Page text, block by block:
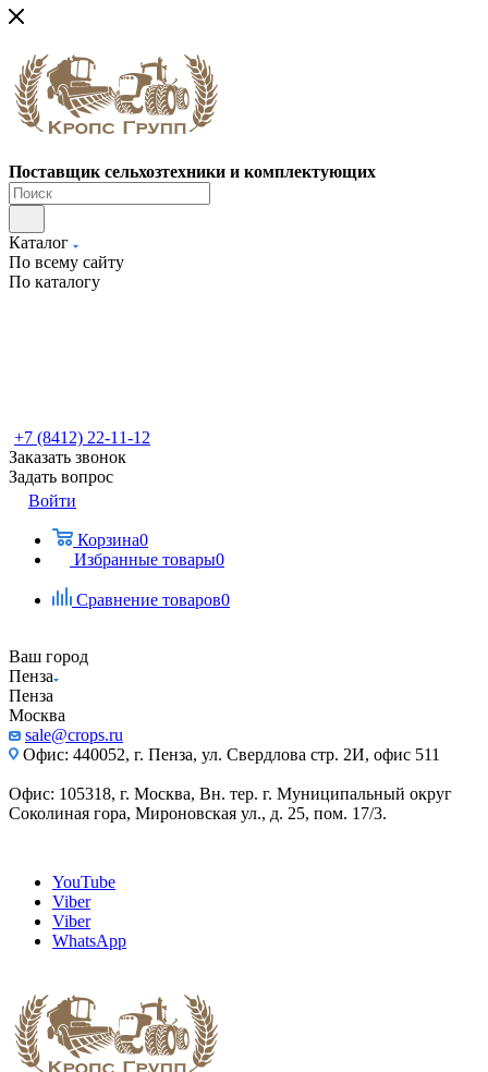
Поставщик сельхозтехники и комплектующих
Каталог
По всему сайту
По каталогу
+7 (8412) 22-11-12
Заказать звонок
Задать вопрос
Войти
Корзина0
Избранные товары0
Сравнение товаров0
Ваш город
Пенза
Пенза
Москва
sale@crops.ru
Офис: 440052, г. Пенза, ул. Свердлова стр. 2И, офис 511
Офис: 105318, г. Москва, Вн. тер. г. Муниципальный округ
Соколиная гора, Мироновская ул., д. 25, пом. 17/3.
YouTube
Viber
Viber
WhatsApp